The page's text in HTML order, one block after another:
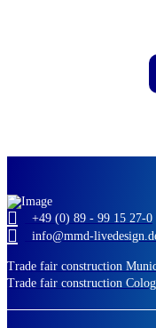
+49 (0) 89 - 99 15 27-0
info@mmd-
Trade fair construction
Trade fair construction